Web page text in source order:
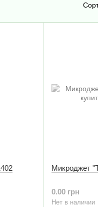
1402 Микроджет
0.00 грн
Нет в наличии